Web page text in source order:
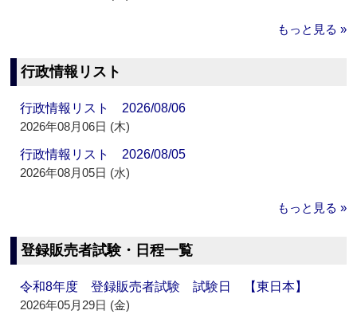
もっと見る »
行政情報リスト
行政情報リスト 2026/08/06
2026年08月06日 (木)
行政情報リスト 2026/08/05
2026年08月05日 (水)
もっと見る »
登録販売者試験・日程一覧
令和8年度 登録販売者試験 試験日 【東日本】
2026年05月29日 (金)